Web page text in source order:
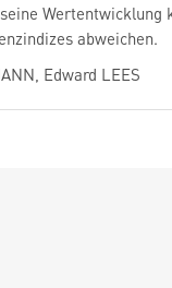
Wertentwicklung
abweichen.
Edward LEES